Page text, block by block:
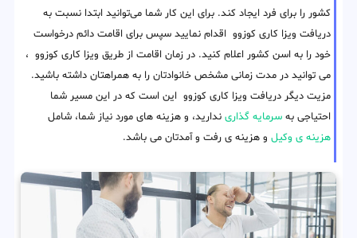
کشور را برای فرد ایجاد کند. برای این کار شما می‌توانید ابتدا نسبت به
دریافت ویزا کاری کوزوو اقدام نمایید سپس برای اقامت دائم درخواست
خود را به اسن کشور اعلام کنید. در زمان اقامت از طریق ویزا کاری کوزوو ،
می توانید در مدت زمانی مشخص خانوادتان را به همراهتان داشته باشید.
مزیت دیگر دریافت ویزا کاری کوزوو این است که در این مسیر شما
احتیاجی به سرمایه گذاری ندارید، و هزینه های مورد نیاز شما، شامل
هزینه ی وکیل و هزینه ی رفت و آمدتان می باشد.